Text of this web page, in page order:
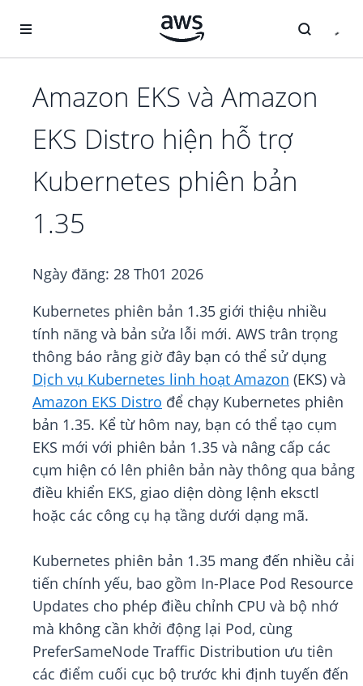
Amazon EKS và Amazon
EKS Distro hiện hỗ trợ
Kubernetes phiên bản
1.35
Ngày đăng: 28 Th01 2026
Kubernetes phiên bản 1.35 giới thiệu nhiều
tính năng và bản sửa lỗi mới. AWS trân trọng
thông báo rằng giờ đây bạn có thể sử dụng
Dịch vụ Kubernetes linh hoạt Amazon (EKS) và
Amazon EKS Distro để chạy Kubernetes phiên
bản 1.35. Kể từ hôm nay, bạn có thể tạo cụm
EKS mới với phiên bản 1.35 và nâng cấp các
cụm hiện có lên phiên bản này thông qua bảng
điều khiển EKS, giao diện dòng lệnh eksctl
hoặc các công cụ hạ tầng dưới dạng mã.
Kubernetes phiên bản 1.35 mang đến nhiều cải
tiến chính yếu, bao gồm In-Place Pod Resource
Updates cho phép điều chỉnh CPU và bộ nhớ
mà không cần khởi động lại Pod, cùng
PreferSameNode Traffic Distribution ưu tiên
các điểm cuối cục bộ trước khi định tuyến đến